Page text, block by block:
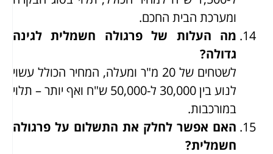
ומערכת הבית החכם.
מה העלות של פרגולה חשמלית לגינה
גדולה?
לשטחים של 20 מ"ר ומעלה, המחיר הכולל עשוי
לנוע בין 30,000 ל-50,000 ש"ח ואף יותר – תלוי
במורכבות.
האם אפשר לחלק את התשלום על פרגולה
חשמלית?